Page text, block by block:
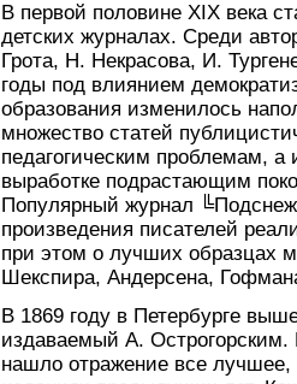
В первой половине XIX века
детских журналах. Среди
Грота, Н. Некрасова, И.
годы под влиянием
образования изменилось
множество статей
педагогическим проблемам,
выработке подрастающим
Популярный журнал
произведения писателей
при этом о лучших образцах
Шекспира, Андерсена,
В 1869 году в Петербурге
издаваемый А. Острогорским.
нашло отражение все лучшее,